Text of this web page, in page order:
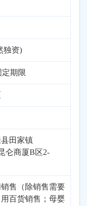
独资)
定期限
田家镇
仑商厦B区2-
售（除销售需要
百货销售；母婴